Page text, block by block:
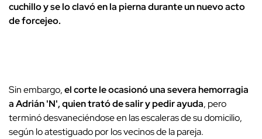
cuchillo y se lo clavó en la pierna durante un nuevo acto
de forcejeo.
Sin embargo,el corte le ocasionó una severa hemorragia
a Adrián 'N', quien trató de salir y pedir ayuda, pero
terminó desvaneciéndose en las escaleras de su domicilio,
según lo atestiguado por los vecinos de la pareja.